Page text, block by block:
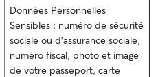
Données Personnelles
Sensibles : numéro de sécurité
sociale ou d'assurance sociale,
numéro fiscal, photo et image
de votre passeport, carte